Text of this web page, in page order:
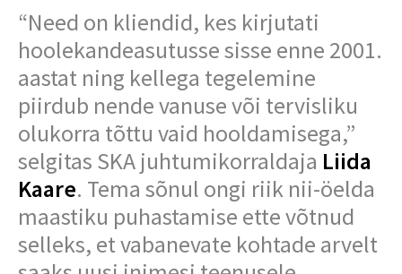
“Need on kliendid, kes kirjutati
hoolekandeasutusse sisse enne 2001.
aastat ning kellega tegelemine
piirdub nende vanuse või tervisliku
olukorra tõttu vaid hooldamisega,”
selgitas SKA juhtumikorraldaja Liida
Kaare. Tema sõnul ongi riik nii-öelda
maastiku puhastamise ette võtnud
selleks, et vabanevate kohtade arvelt